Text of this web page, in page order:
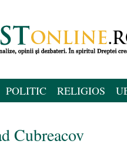
POLITIC RELIGIOS
Cubreacov